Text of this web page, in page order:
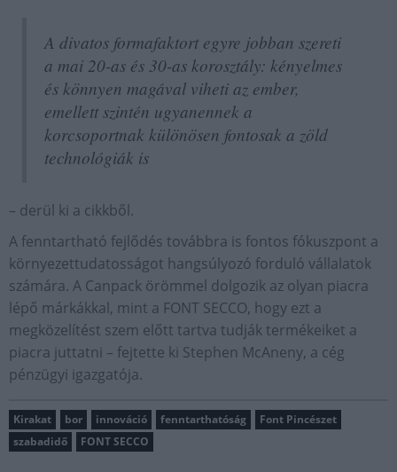
A divatos formafaktort egyre jobban szereti
a mai 20-as és 30-as korosztály: kényelmes
és könnyen magával viheti az ember,
emellett szintén ugyanennek a
korcsoportnak különösen fontosak a zöld
technológiák is
– derül ki a cikkből.
A fenntartható fejlődés továbbra is fontos fókuszpont a
környezettudatosságot hangsúlyozó forduló vállalatok
számára. A Canpack örömmel dolgozik az olyan piacra
lépő márkákkal, mint a FONT SECCO, hogy ezt a
megközelítést szem előtt tartva tudják termékeiket a
piacra juttatni – fejtette ki Stephen McAneny, a cég
pénzügyi igazgatója.
Kirakat bor innováció fenntarthatóság
Font Pincészet
szabadidő
FONT SECCO